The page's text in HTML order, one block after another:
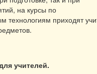
на курсы по
технологиям приходят
учителей.